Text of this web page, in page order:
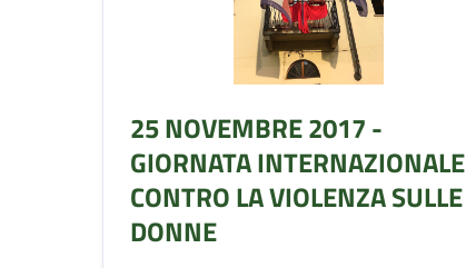
25 NOVEMBRE 2017 -
GIORNATA INTERNAZIONALE
CONTRO LA VIOLENZA SULLE
DONNE